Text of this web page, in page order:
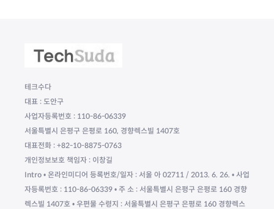
테크수다
대표 : 도안구
사업자등록번호 : 110-86-06339
서울특별시 은평구 은평로 160, 경향렉스빌 1407호
대표전화 : +82-10-8875-0763
개인정보보호 책임자 : 이창길
Intro • 온라인미디어 등록번호/일자 : 서울 아 02711 / 2013. 6. 26. • 사업
자등록번호 : 110-86-06339 • 주 소 : 서울특별시 은평구 은평로 160 경향
렉스빌 1407호 • 우편물 수령지 : 서울특별시 은평구 은평로 160 경향렉스